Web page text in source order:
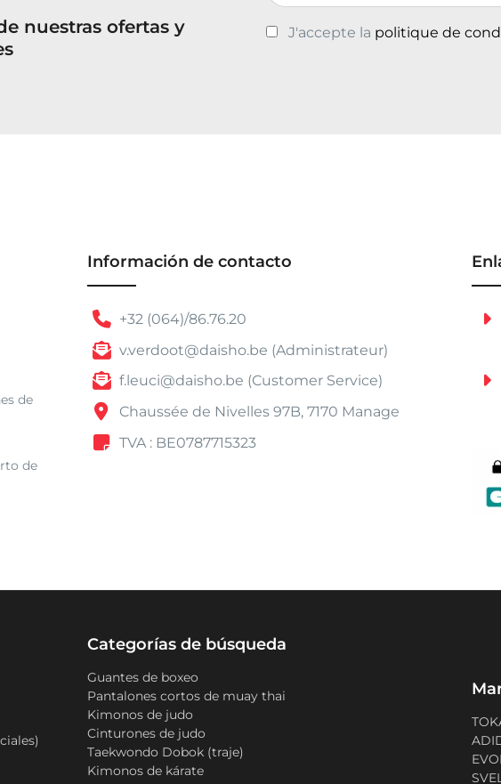
nuestras ofertas y
J'accepte la politique de
de
de
Información de contacto
+32 (064)/86.76.20
v.verdoot@daisho.be (Administrateur)
f.leuci@daisho.be (Customer Service)
Chaussée de Nivelles 97B, 7170 Manage
TVA : BE0787715323
Categorías de búsqueda
Guantes de boxeo
Pantalones cortos de muay thai
Kimonos de judo
Cinturones de judo
Taekwondo Dobok (traje)
Kimonos de kárate